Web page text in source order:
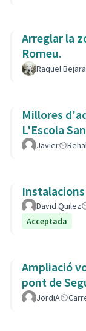
Arreglar la
Romeu.
Raquel
Millores
L'Escola
Javier
David Quilez
Acceptada
Ampliació
pont de
JordiA